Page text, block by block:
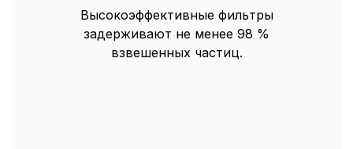
Высокоэффективные фильтры
задерживают не менее 98 %
взвешенных частиц.